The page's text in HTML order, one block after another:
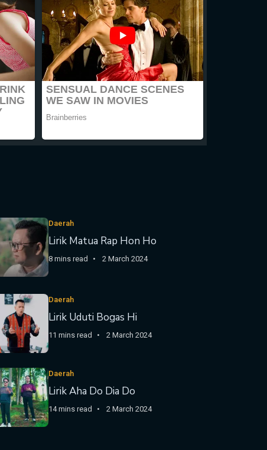
Daerah
Lirik Matua Rap Hon Ho
8 mins read 2 March 2024
Daerah
Lirik Uduti Bogas Hi
11 mins read 2 March 2024
Daerah
Lirik Aha Do Dia Do
14 mins read 2 March 2024